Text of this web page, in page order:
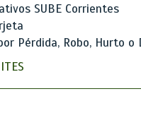
SUBE Corrientes
Pérdida, Robo, Hurto o